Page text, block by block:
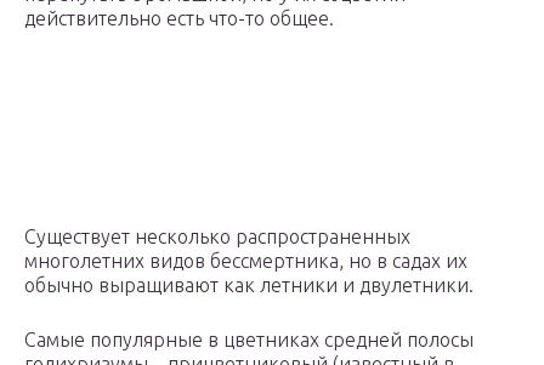
действительно есть что-то общее.
Существует несколько распространенных
многолетних видов бессмертника, но в садах их
обычно выращивают как летники и двулетники.
Самые популярные в цветниках средней полосы